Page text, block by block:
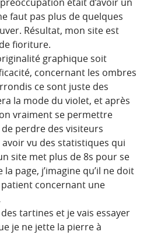
faut pas plus de quelques
Résultat, mon site est
fioriture.
graphique soit
concernant les ombres
ce sont juste des
la mode du violet, et après
vraiment se permettre
perdre des visiteurs
vu des statistiques qui
site met plus de 8s pour se
page, j’imagine qu’il ne doit
concernant une
des tartines et je vais essayer
je ne jette la pierre à